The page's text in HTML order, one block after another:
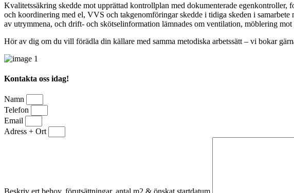
Kvalitetssäkring skedde mot upprättad kontrollplan med dokumenterade
och koordinering med el, VVS och takgenomföringar skedde i tidiga skeden i samarbete
av utrymmena, och drift- och skötselinformation lämnades om ventilation, möblering
Hör av dig om du vill förädla din källare med samma metodiska arbetssätt – vi bokar
Kontakta oss idag!
Namn
Telefon
Email
Adress + Ort